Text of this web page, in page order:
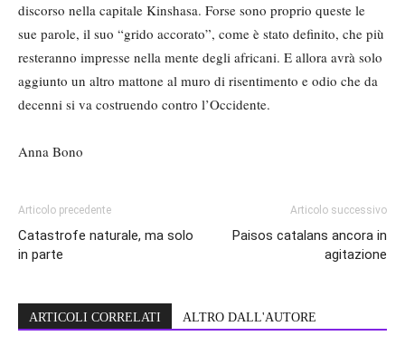
discorso nella capitale Kinshasa. Forse sono proprio queste le
sue parole, il suo “grido accorato”, come è stato definito, che più
resteranno impresse nella mente degli africani. E allora avrà solo
aggiunto un altro mattone al muro di risentimento e odio che da
decenni si va costruendo contro l’Occidente.
Anna Bono
Articolo precedente
Catastrofe naturale, ma solo
in parte
Articolo successivo
Paisos catalans ancora in
agitazione
ARTICOLI CORRELATI ALTRO DALL'AUTORE